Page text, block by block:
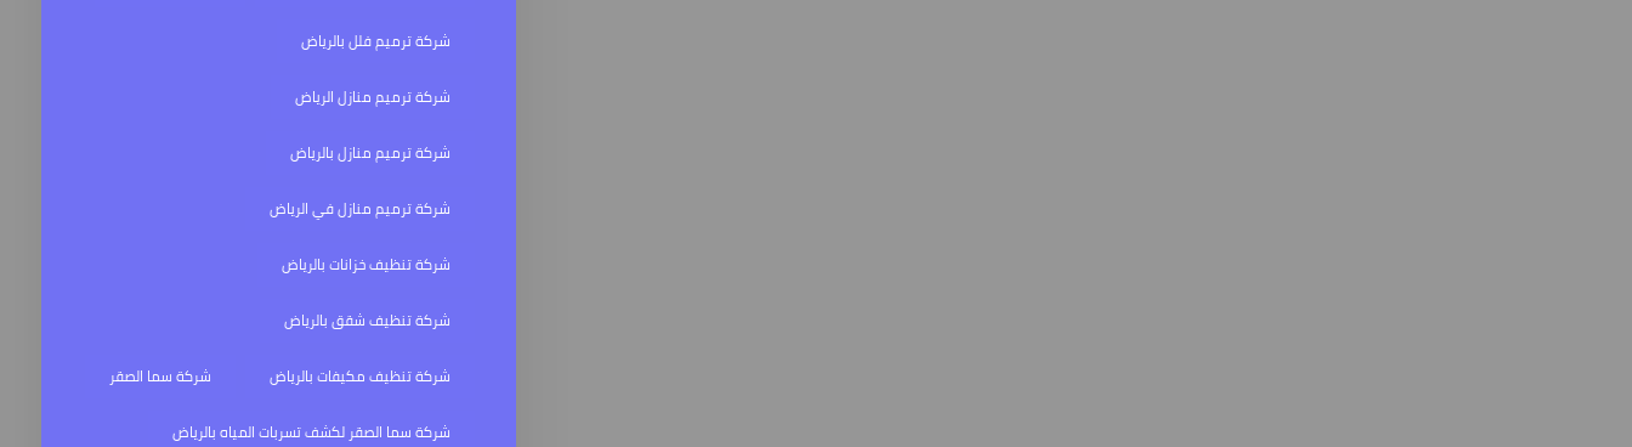
شركة ترميم فلل بالرياض
شركة ترميم منازل الرياض
شركة ترميم منازل بالرياض
شركة ترميم منازل في الرياض
شركة تنظيف خزانات بالرياض
شركة تنظيف شقق بالرياض
شركة تنظيف مكيفات بالرياض
شركة سما الصقر
شركة سما الصقر لكشف تسربات المياه بالرياض